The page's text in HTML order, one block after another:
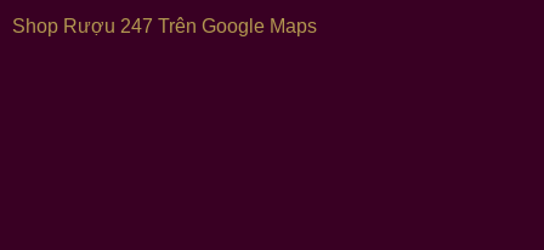
Shop Rượu 247 Trên Google Maps